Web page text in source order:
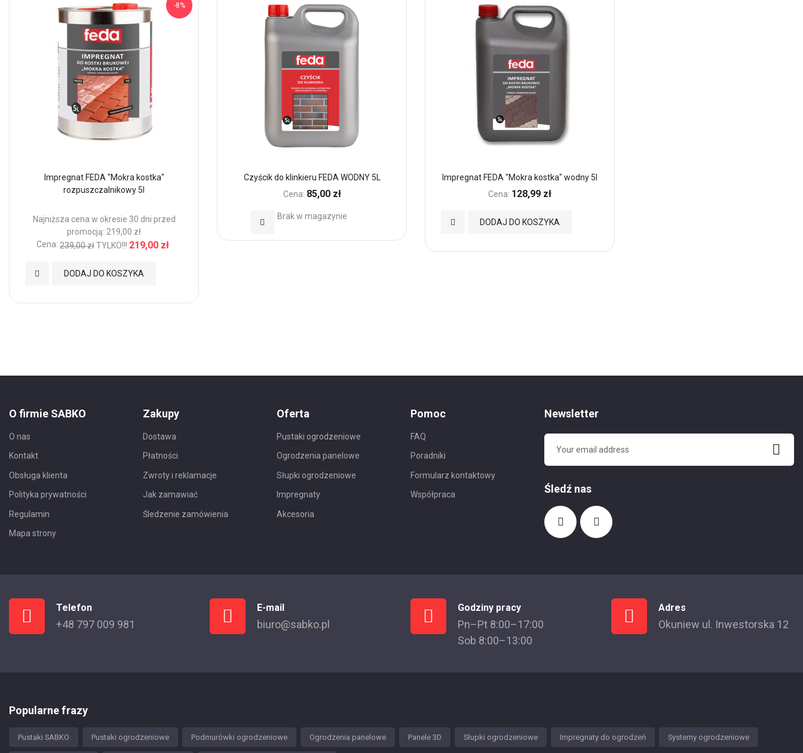
-8%
Impregnat FEDA "Mokra kostka"
rozpuszczalnikowy 5l
Najniższa cena w okresie 30 dni przed
promocją: 219,00 zł
Cena: 239,00 zł TYLKO!!! 219,00 zł
DODAJ DO KOSZYKA
Dodaj
Czyścik do klinkieru FEDA WODNY 5L
Cena: 85,00 zł
Brak w magazynie
Dodaj
Impregnat FEDA "Mokra kostka" wodny 5l
Cena: 128,99 zł
DODAJ DO KOSZYKA
Dodaj
O firmie SABKO
O nas
Kontakt
Obsługa klienta
Polityka prywatności
Regulamin
Mapa strony
Zakupy
Dostawa
Płatności
Zwroty i reklamacje
Jak zamawiać
Śledzenie zamówienia
Oferta
Pustaki ogrodzeniowe
Ogrodzenia panelowe
Słupki ogrodzeniowe
Impregnaty
Akcesoria
Pomoc
FAQ
Poradniki
Formularz kontaktowy
Współpraca
Newsletter
Śledź nas
Telefon
+48 797 009 981
E-mail
biuro@sabko.pl
Godziny pracy
Pn–Pt 8:00–17:00
Sob 8:00–13:00
Adres
Okuniew ul. Inwestorska 12
Popularne frazy
Pustaki SABKO Pustaki ogrodzeniowe Podmurówki ogrodzeniowe Ogrodzenia panelowe Panele 3D Słupki ogrodzeniowe Impregnaty do ogrodzeń Systemy ogrodzeniowe